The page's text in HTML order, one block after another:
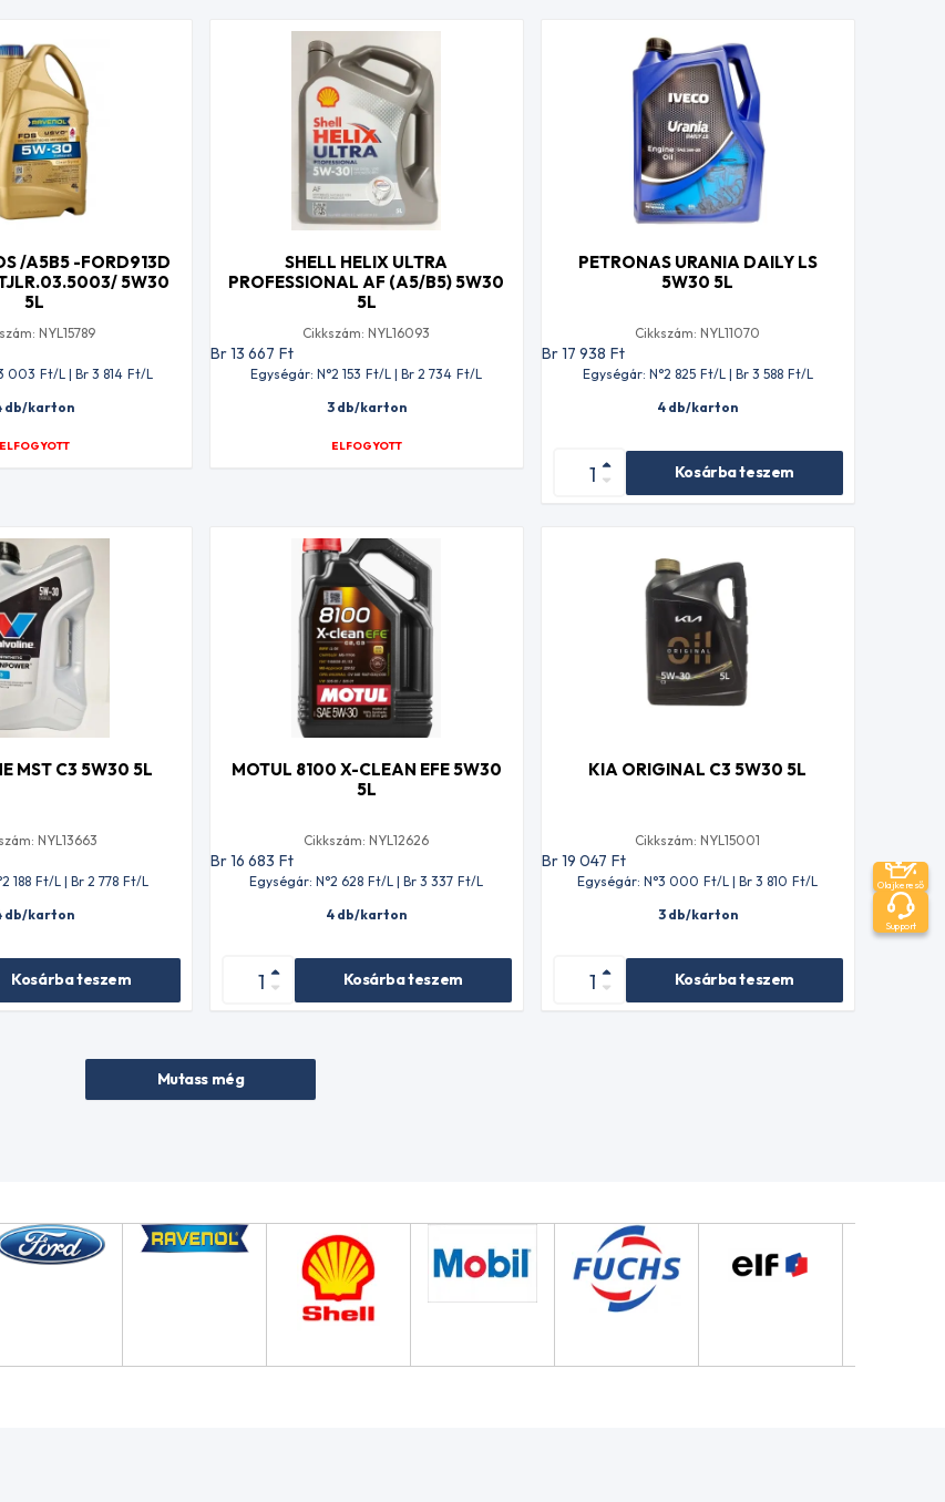
/A5B5 -FORD913D
5W30
5L
NYL15789
003 Ft/L | Br 3 814 Ft/L
db/karton
ELFOGYOTT
SHELL HELIX ULTRA
PROFESSIONAL AF (A5/B5) 5W30
5L
Cikkszám: NYL16093
Br 13 667 Ft
Egységár: N°2 153 Ft/L | Br 2 734 Ft/L
3 db/karton
ELFOGYOTT
PETRONAS URANIA DAILY LS
5W30 5L
Cikkszám: NYL11070
Br 17 938 Ft
Egységár: N°2 825 Ft/L | Br 3 588 Ft/L
4 db/karton
Kosárba teszem
MST C3 5W30 5L
NYL13663
188 Ft/L | Br 2 778 Ft/L
db/karton
Kosárba teszem
MOTUL 8100 X-CLEAN EFE 5W30
5L
Cikkszám: NYL12626
Br 16 683 Ft
Egységár: N°2 628 Ft/L | Br 3 337 Ft/L
4 db/karton
Kosárba teszem
KIA ORIGINAL C3 5W30 5L
Cikkszám: NYL15001
Br 19 047 Ft
Egységár: N°3 000 Ft/L | Br 3 810 Ft/L
3 db/karton
Kosárba teszem
Mutass még
Olajkereső
Support